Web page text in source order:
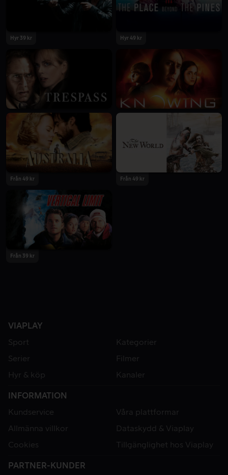
Hyr 39 kr Hyr 49 kr
Från 49 kr Från 49 kr
Från 39 kr
VIAPLAY
Sport
Kategorier
Serier
Filmer
Hyr & köp
Kanaler
INFORMATION
Kundservice
Våra plattformar
Allmänna villkor
Dataskydd & Viaplay
Cookies
Tillgänglighet hos Viaplay
PARTNER-KUNDER